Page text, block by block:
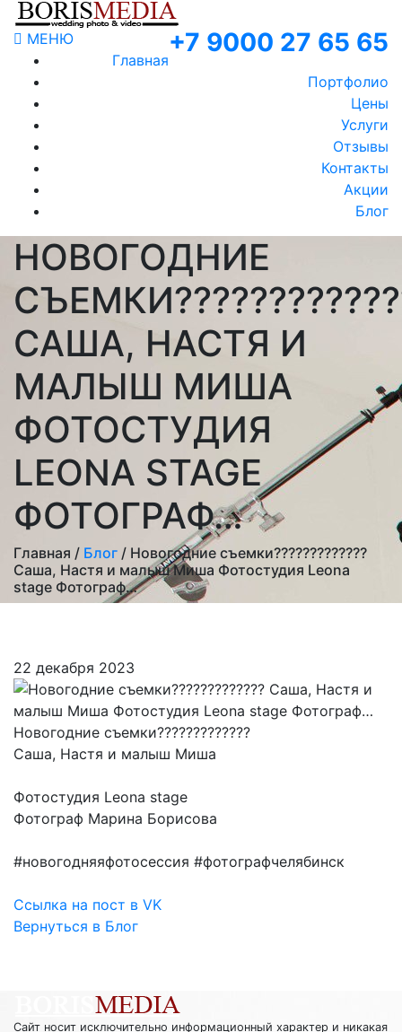
+7 9000 27 65 65
МЕНЮ
Главная
Портфолио
Цены
Услуги
Отзывы
Контакты
Акции
Блог
НОВОГОДНИЕ
САША, НАСТЯ И
МАЛЫШ МИША
ФОТОСТУДИЯ
LEONA STAGE
ФОТОГРАФ…
Главная / Блог / Новогодние съемки?????????????
Саша, Настя и малыш Миша Фотостудия Leona
stage Фотограф…
22 декабря 2023
Новогодние съемки?????????????
Саша, Настя и малыш Миша
Фотостудия Leona stage
Фотограф Марина Борисова
#новогодняяфотосессия #фотографчелябинск
Ссылка на пост в VK
Вернуться в Блог
Сайт носит исключительно информационный характер и никакая